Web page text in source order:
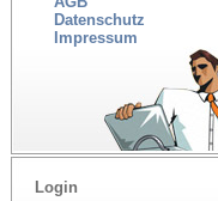
Datenschutz
Impressum
Login